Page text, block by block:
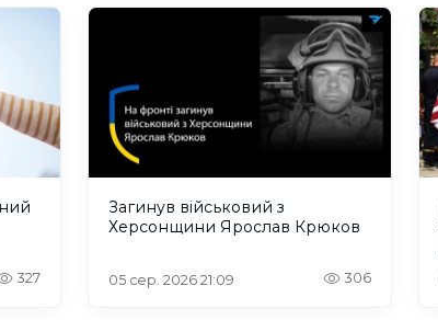
327
Загинув військовий з
Херсонщини Ярослав Крюков
05 сер. 2026 21:09 306